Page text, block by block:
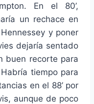
En el 80’,
un rechace en
y poner
dejaría sentado
buen recorte para
tiempo para
en el 88’ por
aunque de poco